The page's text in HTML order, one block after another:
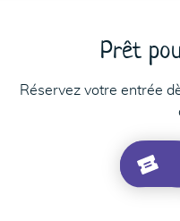
Prêt
Réservez votre entrée